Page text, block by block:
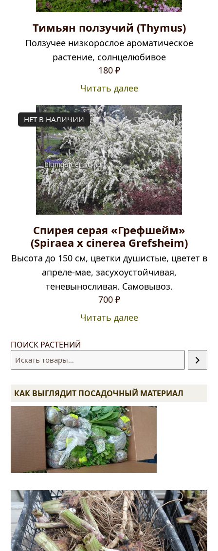
Тимьян ползучий (Thymus)
Ползучее низкорослое ароматическое
растение, солнцелюбивое
180 ₽
Читать далее
НЕТ В НАЛИЧИИ
Спирея серая «Грефшейм»
(Spiraea x cinerea Grefsheim)
Высота до 150 см, цветки душистые, цветет в
апреле-мае, засухоустойчивая,
теневыносливая. Самовывоз.
700 ₽
Читать далее
ПОИСК РАСТЕНИЙ
КАК ВЫГЛЯДИТ ПОСАДОЧНЫЙ МАТЕРИАЛ